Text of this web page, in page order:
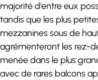
majorité d’entre eux
tandis que les plus
mezzanines sous de
agrémenteront les rez-
menée dans le plus
avec de rares balcons